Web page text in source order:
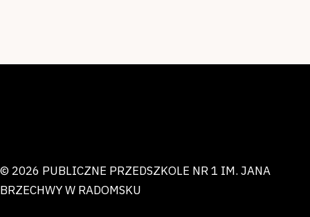
© 2026 PUBLICZNE PRZEDSZKOLE NR 1 IM. JANA
BRZECHWY W RADOMSKU